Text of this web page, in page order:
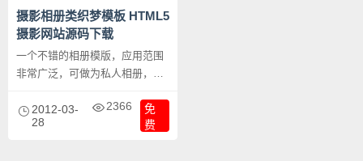
摄影相册类织梦模板 HTML5
摄影网站源码下载
一个不错的相册模版，应用范围
非常广泛，可做为私人相册，公
的相册展示，即可展示相片，也
可进行公司各方面的介绍，是一
2012-03-
28
2366
免
费